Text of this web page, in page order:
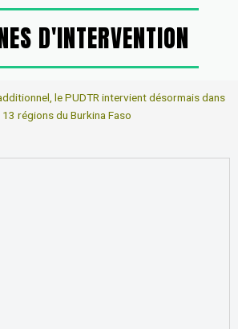
D'INTERVENTION
le PUDTR intervient désormais dans
13 régions du Burkina Faso